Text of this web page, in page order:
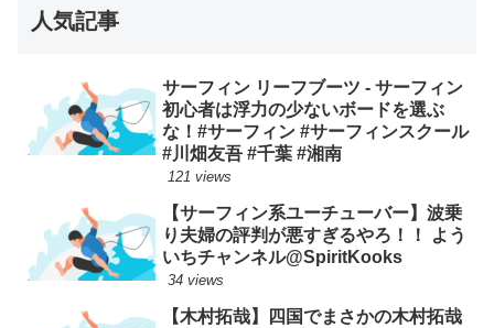
人気記事
サーフィン リーフブーツ - サーフィン
初心者は浮力の少ないボードを選ぶ
な！#サーフィン #サーフィンスクール
#川畑友吾 #千葉 #湘南
121 views
【サーフィン系ユーチューバー】波乗
り夫婦の評判が悪すぎるやろ！！ よう
いちチャンネル@SpiritKooks
34 views
【木村拓哉】四国でまさかの木村拓哉